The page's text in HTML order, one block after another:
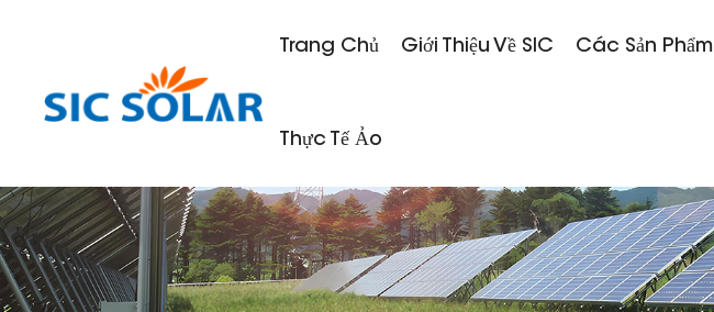
Trang Chủ Giới Thiệu Về SIC Các Sản Phẩm
Thực Tế Ảo